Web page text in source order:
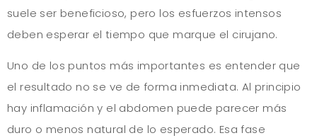
suele ser beneficioso, pero los esfuerzos intensos
deben esperar el tiempo que marque el cirujano.
Uno de los puntos más importantes es entender que
el resultado no se ve de forma inmediata. Al principio
hay inflamación y el abdomen puede parecer más
duro o menos natural de lo esperado. Esa fase